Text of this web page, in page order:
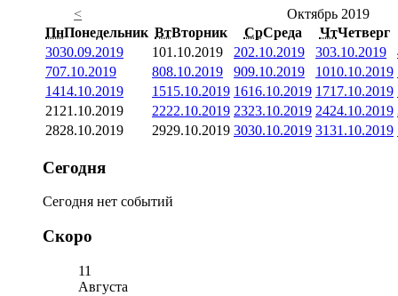
<
Октябрь 2019
ПнПонедельник ВтВторник СрСреда ЧтЧетверг
3030.09.2019 101.10.2019 202.10.2019 303.10.2019
707.10.2019 808.10.2019 909.10.2019 1010.10.2019
1414.10.2019 1515.10.2019 1616.10.2019 1717.10.2019
21 21.10.2019 2222.10.2019 2323.10.2019 2424.10.2019
2828.10.2019 2929.10.2019 3030.10.2019 3131.10.2019
Сегодня
Сегодня нет событий
Скоро
11
Августа